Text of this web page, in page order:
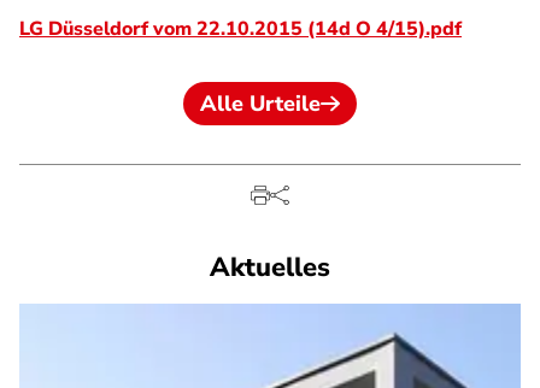
LG Düsseldorf vom 22.10.2015 (14d O 4/15).pdf
Alle Urteile
Aktuelles